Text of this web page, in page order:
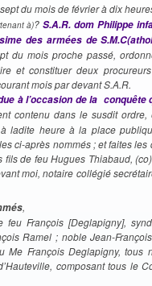
du mois de février à dix
à)?S.A.R. dom Philippe
des armées de
du mois proche passé,
et constituer deux
mois par devant S.A.R.
à l’occasion de la conquête
contenu dans le susdit
à ladite heure à la place
ci-après nommés ; et faites
fils de feu Hugues Thiabaud,
moi, notaire collégié
,
feu François [Deglapigny],
Ramel ; noble Jean-
François Deglapigny, tous
composant tous le